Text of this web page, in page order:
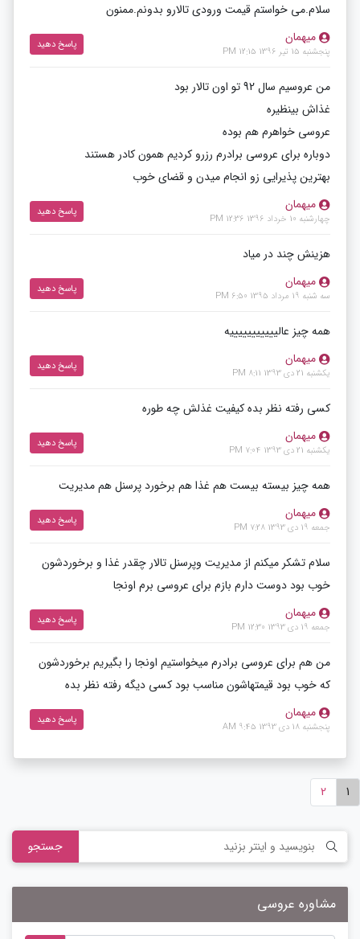
سلام.می خواستم قیمت ورودی تالارو بدونم.ممنون
میهمان
پنجشنبه 15 تیر 1396 12:15 PM
پاسخ دهید
من عروسیم سال 92 تو اون تالار بود
غذاش بینظیره
عروسی خواهرم هم بوده
دوباره برای عروسی برادرم رزرو کردیم همون کادر هستند
بهترین پذیرایی زو انجام میدن و قضای خوب
میهمان
چهارشنبه 10 خرداد 1396 12:36 PM
پاسخ دهید
هزینش چند در میاد
میهمان
سه شنبه 19 مرداد 1395 6:50 PM
پاسخ دهید
همه چیز عالیییییییییییه
میهمان
یکشنبه 21 دی 1393 8:11 PM
پاسخ دهید
کسی رفته نظر بده کیفیت غذلش چه طوره
میهمان
یکشنبه 21 دی 1393 7:04 PM
پاسخ دهید
همه چیز بیسته بیست هم غذا هم برخورد پرسنل هم مدیریت
میهمان
جمعه 19 دی 1393 7:28 PM
پاسخ دهید
سلام تشکر میکنم از مدیریت وپرسنل تالار چقدر غذا و برخوردشون
خوب بود دوست دارم بازم برای عروسی برم اونجا
میهمان
جمعه 19 دی 1393 12:30 PM
پاسخ دهید
من هم برای عروسی برادرم میخواستیم اونجا را بگیریم برخوردشون
که خوب بود قیمتهاشون مناسب بود کسی دیگه رفته نظر بده
میهمان
پنجشنبه 18 دی 1393 9:45 AM
پاسخ دهید
1
2
جستجو
مشاوره عروسی